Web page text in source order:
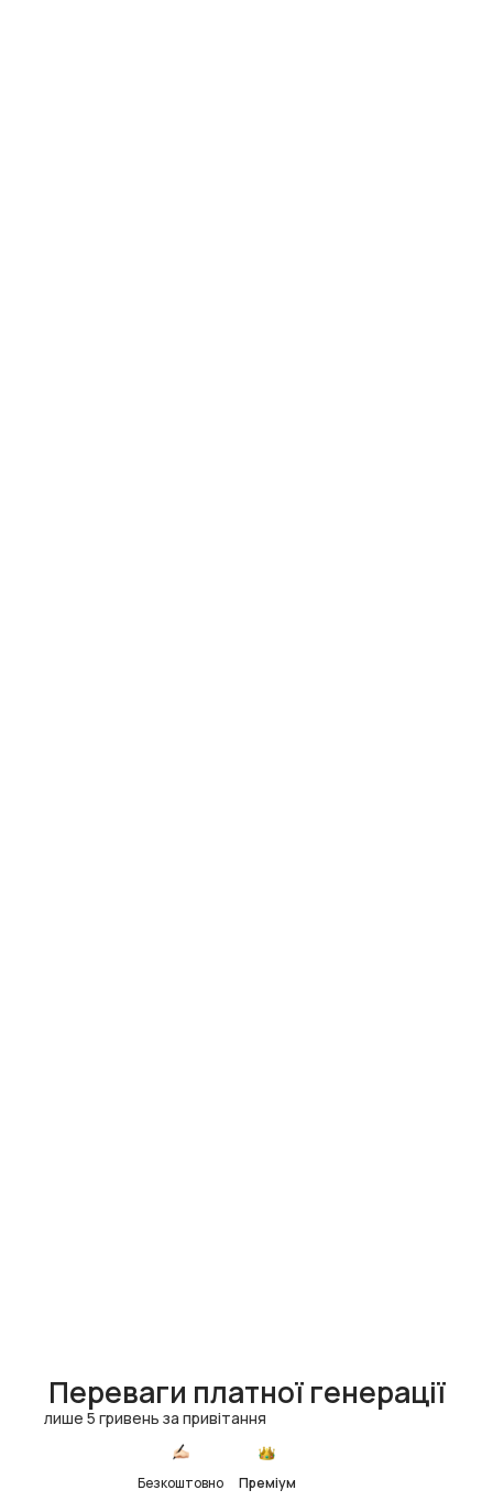
Переваги платної генерації
лише 5 гривень за привітання
Безкоштовно Преміум